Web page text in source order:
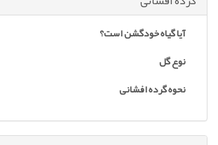
آیا گیاه خودگشن است؟
نوع گل
نحوه گرده افشانی